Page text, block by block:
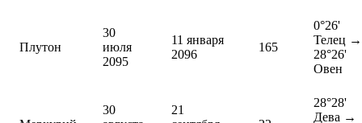
Плутон
30
июля
2095
11 января
2096
165
0°26'
Телец →
28°26'
Овен
30
21
28°28'
Дева →